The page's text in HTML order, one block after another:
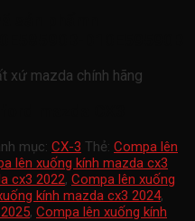
xứ mazda chính hãng
mục: CX-3 Thẻ: Compa lên
lên xuống kính mazda cx3
cx3 2022, Compa lên xuống
kính mazda cx3 2024,
, Compa lên xuống kính